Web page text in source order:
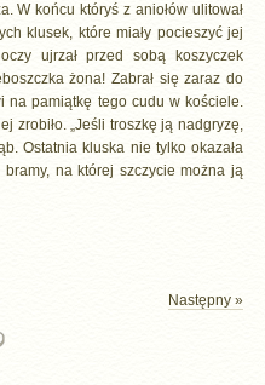
W końcu któryś z aniołów ulitował
klusek, które miały pocieszyć jej
ujrzał przed sobą koszyczek
żona! Zabrał się zaraz do
na pamiątkę tego cudu w kościele.
zrobiło. „Jeśli troszkę ją nadgryzę,
Ostatnia kluska nie tylko okazała
na której szczycie można ją
Następny »